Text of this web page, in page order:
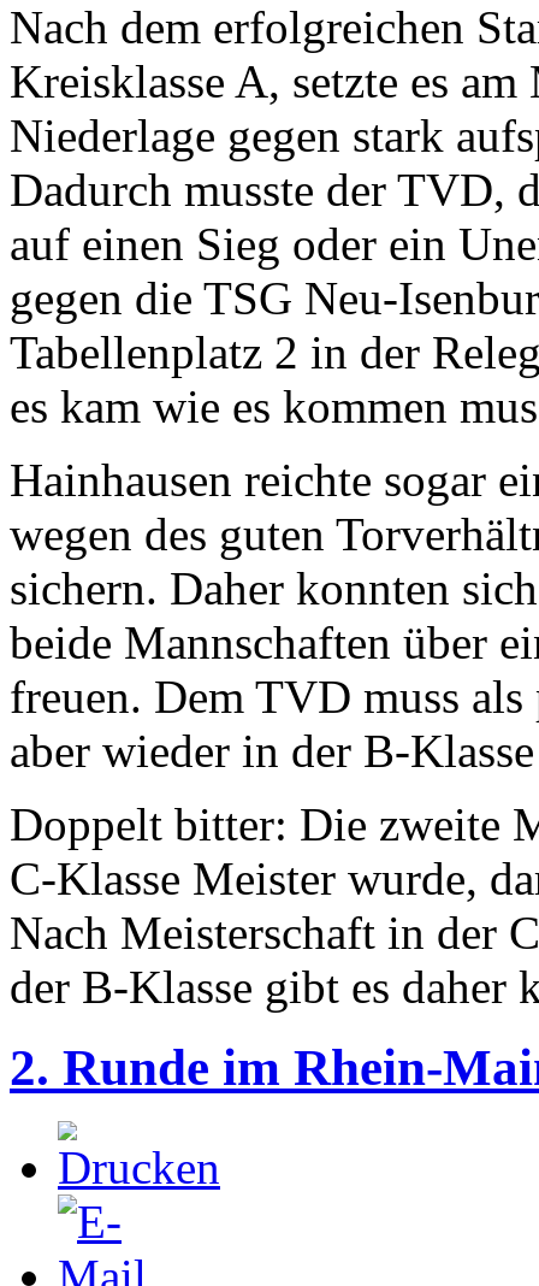
Nach dem erfolgreichen
Kreisklasse A, setzte es
Niederlage gegen stark
Dadurch musste der TVD,
auf einen Sieg oder ein
gegen die TSG Neu-
Tabellenplatz 2 in der
es kam wie es kommen
Hainhausen reichte sogar
wegen des guten
sichern. Daher konnten
beide Mannschaften über
freuen. Dem TVD muss
aber wieder in der B-
Doppelt bitter: Die zweite
C-Klasse Meister wurde,
Nach Meisterschaft in der
der B-Klasse gibt es
2. Runde im Rhein-